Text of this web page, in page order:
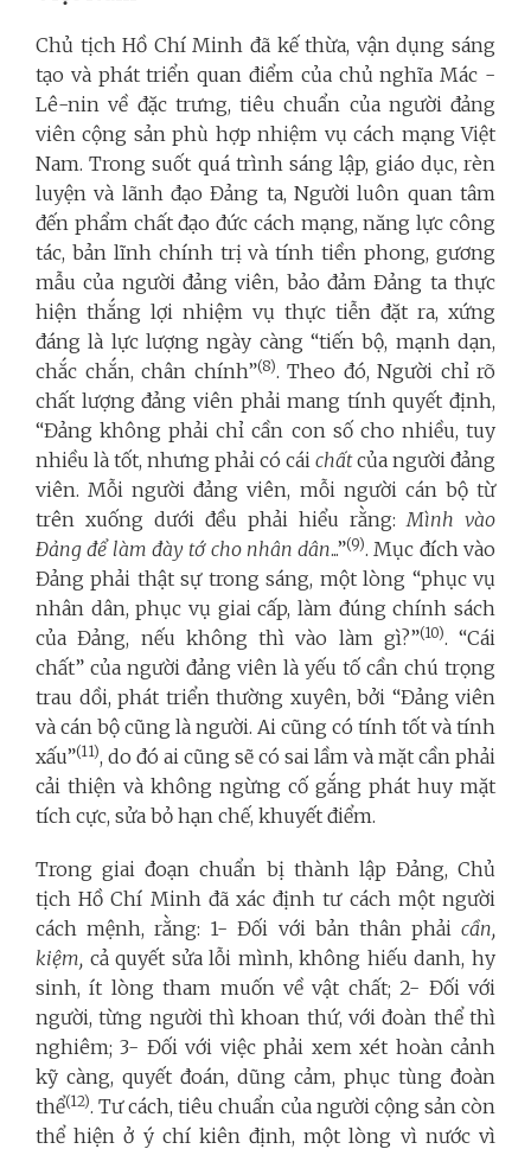
Chủ tịch Hồ Chí Minh đã kế thừa, vận dụng sáng
tạo và phát triển quan điểm của chủ nghĩa Mác -
Lê-nin về đặc trưng, tiêu chuẩn của người đảng
viên cộng sản phù hợp nhiệm vụ cách mạng Việt
Nam. Trong suốt quá trình sáng lập, giáo dục, rèn
luyện và lãnh đạo Đảng ta, Người luôn quan tâm
đến phẩm chất đạo đức cách mạng, năng lực công
tác, bản lĩnh chính trị và tính tiền phong, gương
mẫu của người đảng viên, bảo đảm Đảng ta thực
hiện thắng lợi nhiệm vụ thực tiễn đặt ra, xứng
đáng là lực lượng ngày càng “tiến bộ, mạnh dạn,
chắc chắn, chân chính”(8). Theo đó, Người chỉ rõ
chất lượng đảng viên phải mang tính quyết định,
“Đảng không phải chỉ cần con số cho nhiều, tuy
nhiều là tốt, nhưng phải có cái chấtcủa người đảng
viên. Mỗi người đảng viên, mỗi người cán bộ từ
trên xuống dưới đều phải hiểu rằng: Mình vào
Đảng để làm đày tớ cho nhân dân...”(9). Mục đích vào
Đảng phải thật sự trong sáng, một lòng “phục vụ
nhân dân, phục vụ giai cấp, làm đúng chính sách
của Đảng, nếu không thì vào làm gì?”(10). “Cái
chất” của người đảng viên là yếu tố cần chú trọng
trau dồi, phát triển thường xuyên, bởi “Đảng viên
và cán bộ cũng là người. Ai cũng có tính tốt và tính
xấu”(11), do đó ai cũng sẽ có sai lầm và mặt cần phải
cải thiện và không ngừng cố gắng phát huy mặt
tích cực, sửa bỏ hạn chế, khuyết điểm.
Trong giai đoạn chuẩn bị thành lập Đảng, Chủ
tịch Hồ Chí Minh đã xác định tư cách một người
cách mệnh, rằng: 1- Đối với bản thân phải cần,
kiệm, cả quyết sửa lỗi mình, không hiếu danh, hy
sinh, ít lòng tham muốn về vật chất; 2- Đối với
người, từng người thì khoan thứ, với đoàn thể thì
nghiêm; 3- Đối với việc phải xem xét hoàn cảnh
kỹ càng, quyết đoán, dũng cảm, phục tùng đoàn
thể(12). Tư cách, tiêu chuẩn của người cộng sản còn
thể hiện ở ý chí kiên định, một lòng vì nước vì